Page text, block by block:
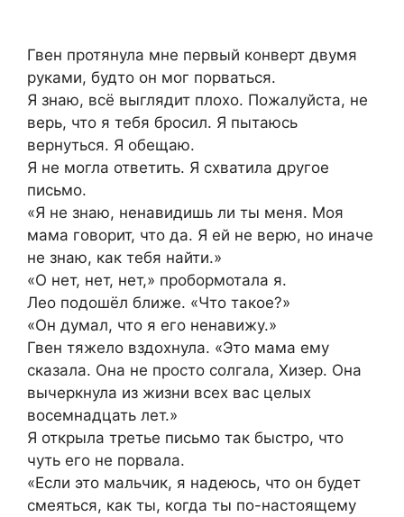
Гвен протянула мне первый конверт двумя
руками, будто он мог порваться.
Я знаю, всё выглядит плохо. Пожалуйста, не
верь, что я тебя бросил. Я пытаюсь
вернуться. Я обещаю.
Я не могла ответить. Я схватила другое
письмо.
«Я не знаю, ненавидишь ли ты меня. Моя
мама говорит, что да. Я ей не верю, но иначе
не знаю, как тебя найти.»
«О нет, нет, нет,» пробормотала я.
Лео подошёл ближе. «Что такое?»
«Он думал, что я его ненавижу.»
Гвен тяжело вздохнула. «Это мама ему
сказала. Она не просто солгала, Хизер. Она
вычеркнула из жизни всех вас целых
восемнадцать лет.»
Я открыла третье письмо так быстро, что
чуть его не порвала.
«Если это мальчик, я надеюсь, что он будет
смеяться, как ты, когда ты по-настоящему